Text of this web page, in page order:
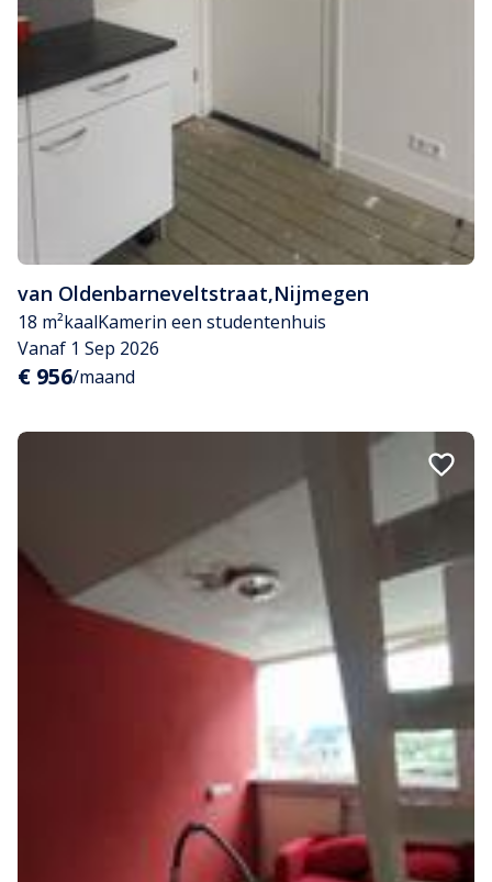
van Oldenbarneveltstraat,Nijmegen
18 m²kaalKamerin een studentenhuis
Vanaf 1 Sep 2026
€ 956/maand